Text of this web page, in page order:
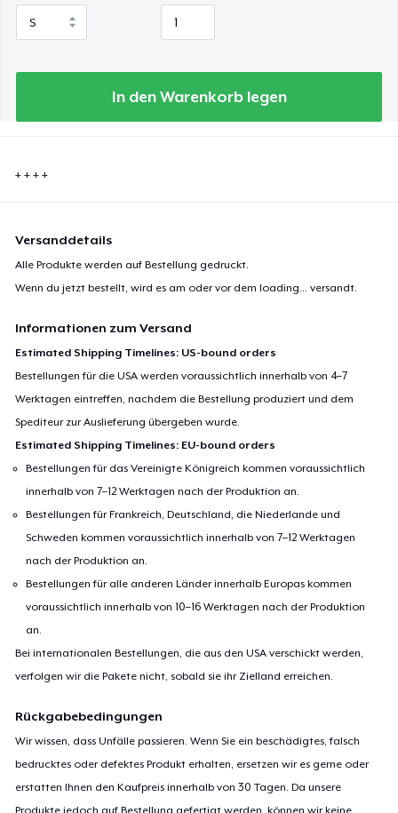
In den Warenkorb legen
+ + + +
Versanddetails
Alle Produkte werden auf Bestellung gedruckt.
Wenn du jetzt bestellt, wird es am oder vor demloading... versandt.
Informationen zum Versand
Estimated Shipping Timelines: US-bound orders
Bestellungen für die USA werden voraussichtlich innerhalb von 4–7
Werktagen eintreffen, nachdem die Bestellung produziert und dem
Spediteur zur Auslieferung übergeben wurde.
Estimated Shipping Timelines: EU-bound orders
Bestellungen für das Vereinigte Königreich kommen voraussichtlich
innerhalb von 7–12 Werktagen nach der Produktion an.
Bestellungen für Frankreich, Deutschland, die Niederlande und
Schweden kommen voraussichtlich innerhalb von 7–12 Werktagen
nach der Produktion an.
Bestellungen für alle anderen Länder innerhalb Europas kommen
voraussichtlich innerhalb von 10–16 Werktagen nach der Produktion
an.
Bei internationalen Bestellungen, die aus den USA verschickt werden,
verfolgen wir die Pakete nicht, sobald sie ihr Zielland erreichen.
Rückgabebedingungen
Wir wissen, dass Unfälle passieren. Wenn Sie ein beschädigtes, falsch
bedrucktes oder defektes Produkt erhalten, ersetzen wir es gerne oder
erstatten Ihnen den Kaufpreis innerhalb von 30 Tagen. Da unsere
Produkte jedoch auf Bestellung gefertigt werden, können wir keine